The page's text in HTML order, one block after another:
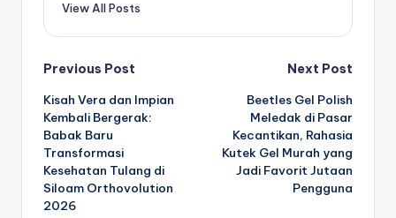
View All Posts
Post
navigation
Previous Post
Kisah Vera dan Impian
Kembali Bergerak:
Babak Baru
Transformasi
Kesehatan Tulang di
Siloam Orthovolution
2026
Next Post
Beetles Gel Polish
Meledak di Pasar
Kecantikan, Rahasia
Kutek Gel Murah yang
Jadi Favorit Jutaan
Pengguna